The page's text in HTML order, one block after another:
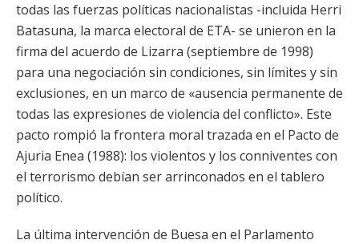
todas las fuerzas políticas nacionalistas -incluida Herri
Batasuna, la marca electoral de ETA- se unieron en la
firma del acuerdo de Lizarra (septiembre de 1998)
para una negociación sin condiciones, sin límites y sin
exclusiones, en un marco de «ausencia permanente de
todas las expresiones de violencia del conflicto». Este
pacto rompió la frontera moral trazada en el Pacto de
Ajuria Enea (1988): los violentos y los conniventes con
el terrorismo debían ser arrinconados en el tablero
político.
La última intervención de Buesa en el Parlamento